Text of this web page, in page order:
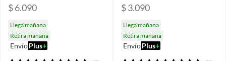
$ 6.090
Llega mañana
Retira mañana
EnvíoPlus+
$ 3.090
Llega mañana
Retira mañana
EnvíoPlus+